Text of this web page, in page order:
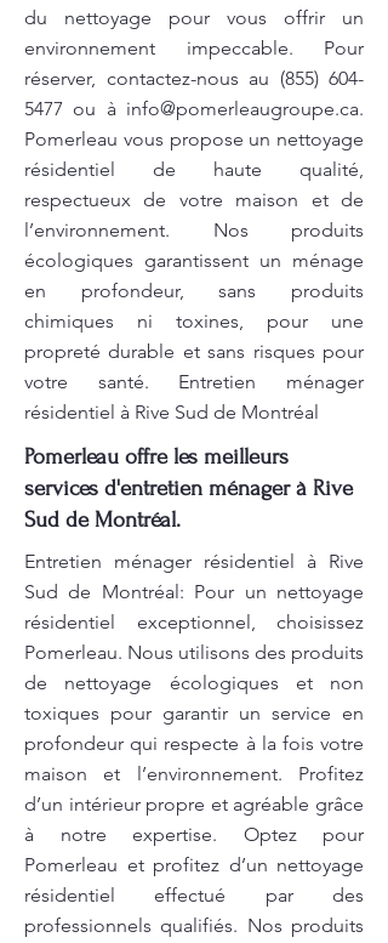
du nettoyage pour vous offrir un
environnement impeccable. Pour
réserver, contactez-nous au (855) 604-
5477 ou à info@pomerleaugroupe.ca.
Pomerleau vous propose un nettoyage
résidentiel de haute qualité,
respectueux de votre maison et de
l’environnement. Nos produits
écologiques garantissent un ménage
en profondeur, sans produits
chimiques ni toxines, pour une
propreté durable et sans risques pour
votre santé. Entretien ménager
résidentiel à Rive Sud de Montréal
Pomerleau offre les meilleurs
services d'entretien ménager à Rive
Sud de Montréal.
Entretien ménager résidentiel à Rive
Sud de Montréal: Pour un nettoyage
résidentiel exceptionnel, choisissez
Pomerleau. Nous utilisons des produits
de nettoyage écologiques et non
toxiques pour garantir un service en
profondeur qui respecte à la fois votre
maison et l’environnement. Profitez
d’un intérieur propre et agréable grâce
à notre expertise. Optez pour
Pomerleau et profitez d’un nettoyage
résidentiel effectué par des
professionnels qualifiés. Nos produits